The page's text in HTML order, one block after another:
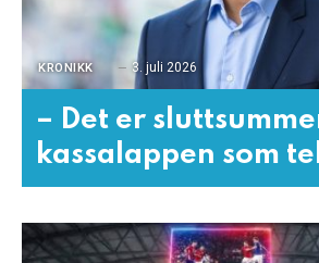
KRONIKK 3. juli 2026
– Det er
kassalappen som